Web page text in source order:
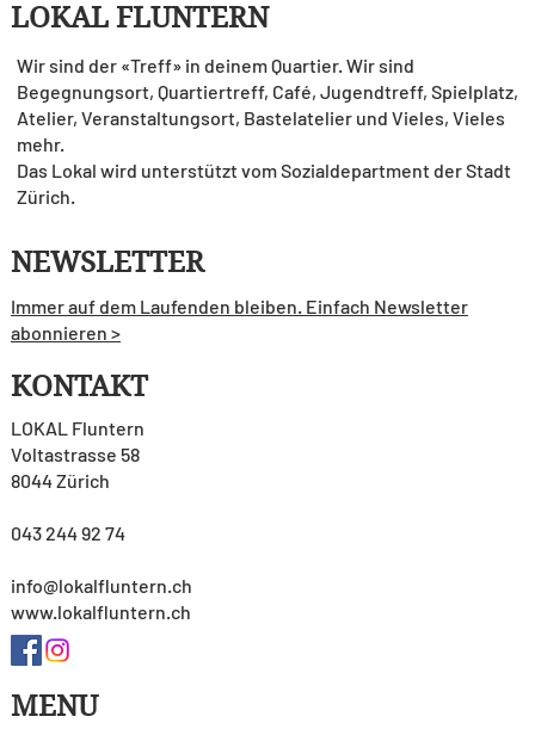
MENU
KONTAKT
LOKAL Fluntern
Voltastrasse 58
8044 Zürich
043 244 92 74
info@lokalfluntern.ch
www.lokalfluntern.ch
LOKAL FLUNTERN
Wir sind der «Treff» in deinem Quartier. Wir sind
Begegnungsort, Quartiertreff, Café, Jugendtreff, Spielplatz,
Atelier, Veranstaltungsort, Bastelatelier und Vieles, Vieles
mehr.
Das Lokal wird unterstützt vom Sozialdepartment der Stadt
Zürich.
NEWSLETTER
Immer auf dem Laufenden bleiben. Einfach Newsletter
abonnieren >